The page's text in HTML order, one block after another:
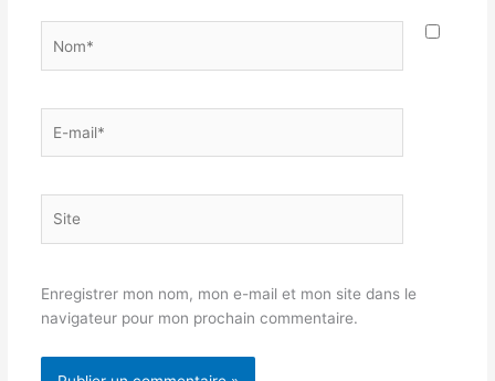
mail*
Enregistrer mon nom, mon e-mail et mon site dans le
navigateur pour mon prochain commentaire.